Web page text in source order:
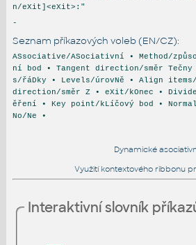
n/eXit]<eXit>:"
-
Seznam příkazových voleb (EN/CZ):
ASsociative/ASociativní • Method/
ní bod • Tangent direction/směr Tečny
s/řáDky • Levels/úrovNě • Align
direction/směr Z • eXit/kOnec •
ěření • Key point/kLíčový bod •
No/Ne •
Dynamické
Využití kontextového ribbonu
Interaktivní slovník